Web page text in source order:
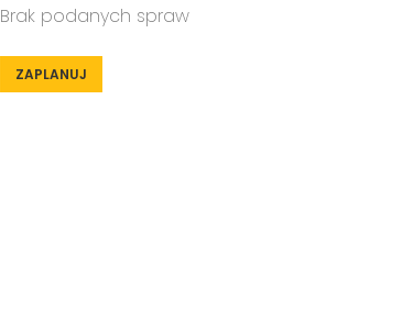
Brak podanych spraw
ZAPLANUJ